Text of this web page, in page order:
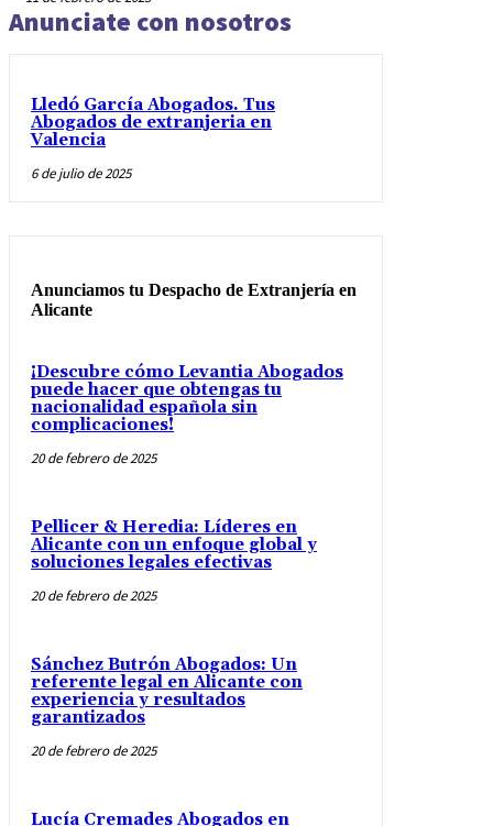
Anunciate con nosotros
Lledó García Abogados. Tus
Abogados de extranjeria en
Valencia
6 de julio de 2025
Anunciamos tu Despacho de Extranjería en
Alicante
¡Descubre cómo Levantia Abogados
puede hacer que obtengas tu
nacionalidad española sin
complicaciones!
20 de febrero de 2025
Pellicer & Heredia: Líderes en
Alicante con un enfoque global y
soluciones legales efectivas
20 de febrero de 2025
Sánchez Butrón Abogados: Un
referente legal en Alicante con
experiencia y resultados
garantizados
20 de febrero de 2025
Lucía Cremades Abogados en